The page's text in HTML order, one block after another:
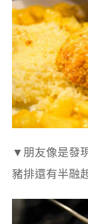
▼朋友像是發
豬排還有半融